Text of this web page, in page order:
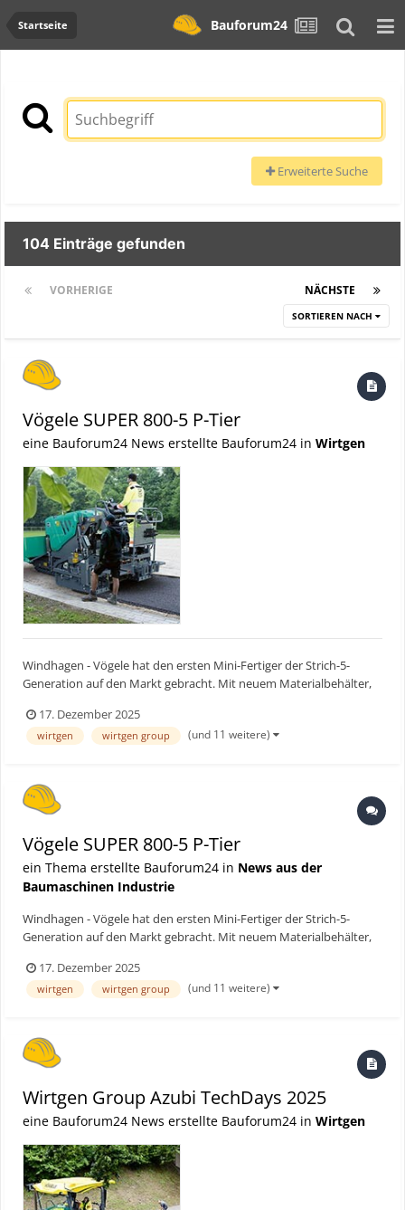
Startseite Bauforum24
Erweiterte Suche
104 Einträge gefunden
VORHERIGE NÄCHSTE
SORTIEREN NACH
Vögele SUPER 800-5 P-Tier
eine Bauforum24 News erstellte Bauforum24 in Wirtgen
Windhagen - Vögele hat den ersten Mini-Fertiger der Strich-5-
Generation auf den Markt gebracht. Mit neuem Materialbehälter,
800-5 P einen hohen Bedienkomfort und optimale Sicht.
Bauforum24 Artikel (11.09.2025): 50 Jahre Ausbildung bei W...
17. Dezember 2025
wirtgen wirtgen group (und 11 weitere)
Vögele SUPER 800-5 P-Tier
ein Thema erstellte Bauforum24 in News aus der
Baumaschinen Industrie
Windhagen - Vögele hat den ersten Mini-Fertiger der Strich-5-
Generation auf den Markt gebracht. Mit neuem Materialbehälter,
800-5 P einen hohen Bedienkomfort und optimale Sicht.
Bauforum24 Artikel (11.09.2025): 50 Jahre Ausbildung bei W...
17. Dezember 2025
wirtgen wirtgen group (und 11 weitere)
Wirtgen Group Azubi TechDays 2025
eine Bauforum24 News erstellte Bauforum24 in Wirtgen